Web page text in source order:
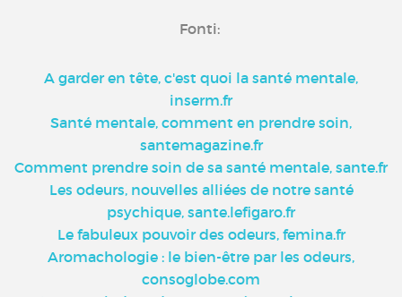
Fonti:
A garder en tête, c'est quoi la santé mentale,
inserm.fr
Santé mentale, comment en prendre soin,
santemagazine.fr
Comment prendre soin de sa santé mentale, sante.fr
Les odeurs, nouvelles alliées de notre santé
psychique, sante.lefigaro.fr
Le fabuleux pouvoir des odeurs, femina.fr
Aromachologie : le bien-être par les odeurs,
consoglobe.com